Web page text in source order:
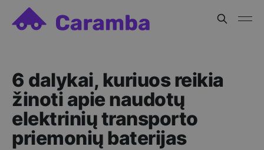
6 dalykai, kuriuos reikia
žinoti apie naudotų
elektrinių transporto
priemonių baterijas